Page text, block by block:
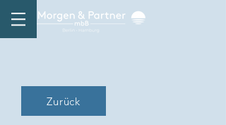
Zurück